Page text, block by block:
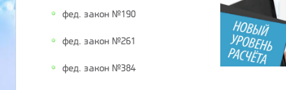
фед. закон №190
фед. закон №261
фед. закон №384